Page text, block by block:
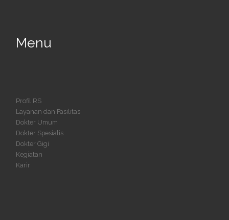
Menu
Profil RS
Layanan dan Fasilitas
Dokter Umum
Dokter Spesialis
Dokter Gigi
Kegiatan
Karir